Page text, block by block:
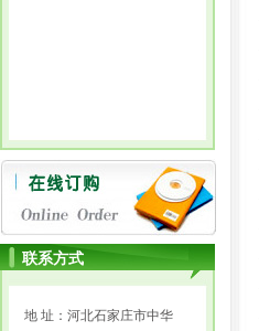
联系方式
地 址：河北石家庄市中华